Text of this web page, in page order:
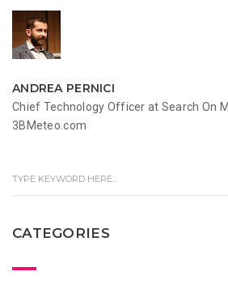
ANDREA PERNICI
Chief Technology Officer at Search On
3BMeteo.com
CATEGORIES